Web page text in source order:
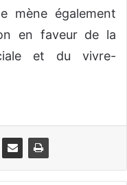
mène également
en faveur de la
et du vivre-